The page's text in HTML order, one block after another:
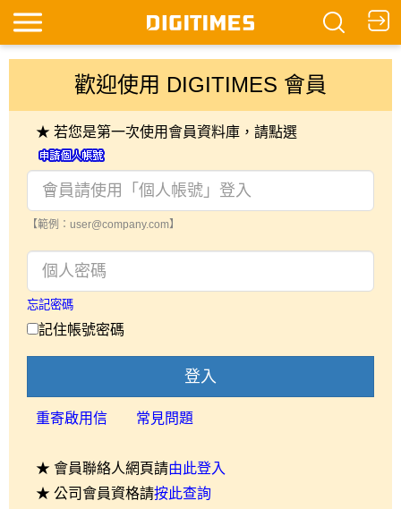
歡迎使用 DIGITIMES 會員
★ 若您是第一次使用會員資料庫，請點選
【範例：user@company.com】
忘記密碼
記住帳號密碼
登入
重寄啟用信 常見問題
★ 會員聯絡人網頁請由此登入
★ 公司會員資格請按此查詢